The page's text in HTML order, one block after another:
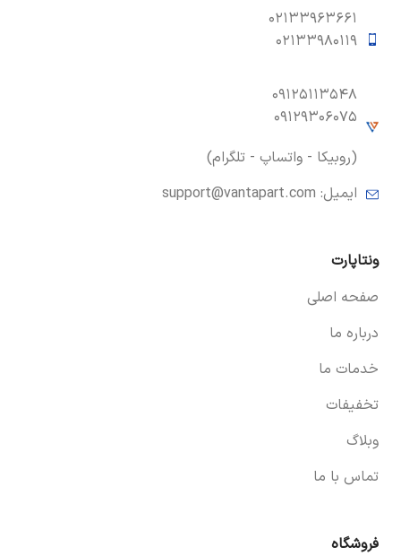
۰۲۱۳۳۹۶۳۶۶۱
۰۲۱۳۳۹۸۰۱۱۹
۰۹۱۲۵۱۱۳۵۴۸
۰۹۱۲۹۳۰۶۰۷۵
(روبیکا - واتساپ - تلگرام)
ایمیل: support@vantapart.com
ونتاپارت
صفحه اصلی
درباره ما
خدمات ما
تخفیفات
وبلاگ
تماس با ما
فروشگاه